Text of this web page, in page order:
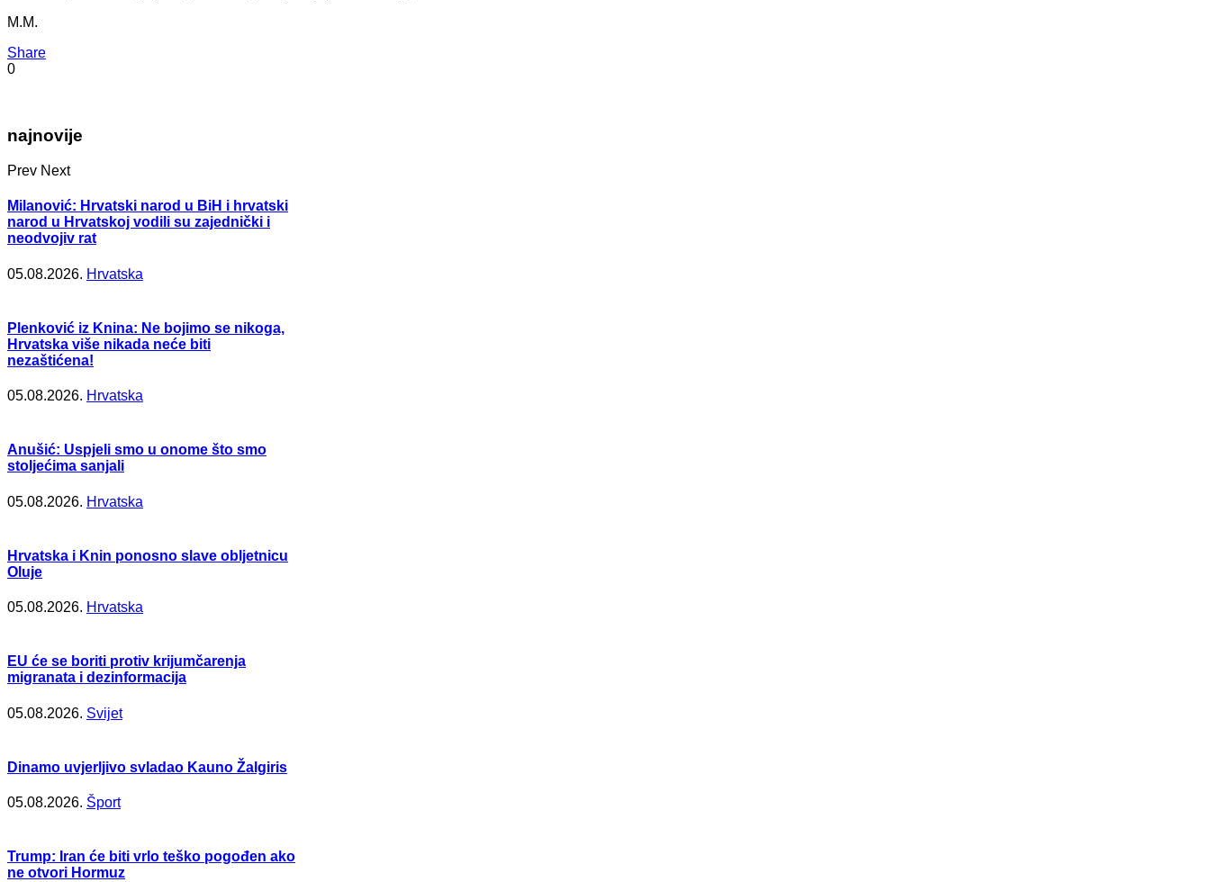
M.M.
Share
0
najnovije
Prev Next
Milanović: Hrvatski narod u BiH i hrvatski
narod u Hrvatskoj vodili su zajednički i
neodvojiv rat
05.08.2026. Hrvatska
Plenković iz Knina: Ne bojimo se nikoga,
Hrvatska više nikada neće biti
nezaštićena!
05.08.2026. Hrvatska
Anušić: Uspjeli smo u onome što smo
stoljećima sanjali
05.08.2026. Hrvatska
Hrvatska i Knin ponosno slave obljetnicu
Oluje
05.08.2026. Hrvatska
EU će se boriti protiv krijumčarenja
migranata i dezinformacija
05.08.2026. Svijet
Dinamo uvjerljivo svladao Kauno Žalgiris
05.08.2026. Šport
Trump: Iran će biti vrlo teško pogođen ako
ne otvori Hormuz